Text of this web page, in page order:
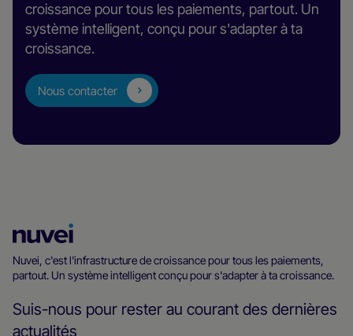
croissance pour tous les paiements, partout. Un
système intelligent, conçu pour s'adapter à ta
croissance.
Nous contacter
d’accueil
Nuvei
Nuvei, c'est l'infrastructure de croissance pour tous les paiements,
partout. Un système intelligent conçu pour s'adapter à ta croissance.
Suis-nous pour rester au courant des dernières
actualités